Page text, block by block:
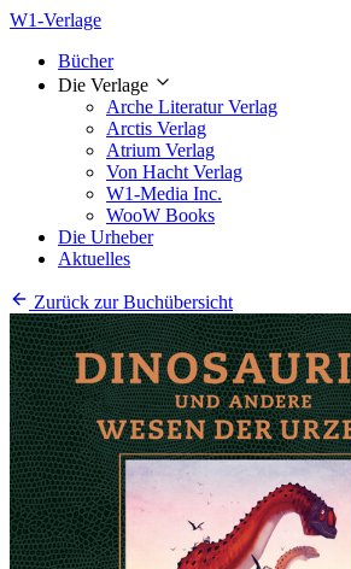
W1-Verlage
Bücher
Die Verlage
Arche Literatur Verlag
Arctis Verlag
Atrium Verlag
Von Hacht Verlag
W1-Media Inc.
WooW Books
Die Urheber
Aktuelles
Zurück zur Buchübersicht